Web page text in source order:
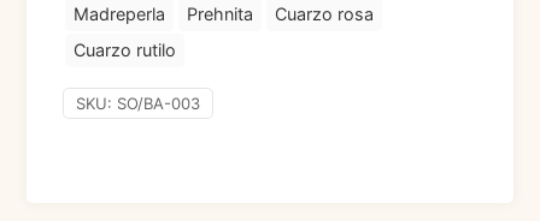
Madreperla
Prehnita
Cuarzo rosa
Cuarzo rutilo
SKU: SO/BA-003